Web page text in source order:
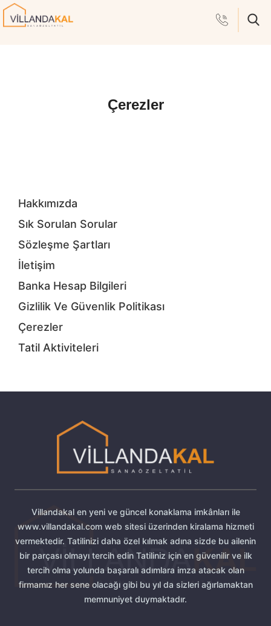
Çerezler
Hakkımızda
Sık Sorulan Sorular
Sözleşme Şartları
İletişim
Banka Hesap Bilgileri
Gizlilik Ve Güvenlik Politikası
Çerezler
Tatil Aktiviteleri
Villandakal en yeni ve güncel konaklama imkânları ile
www.villandakal.com web sitesi üzerinden kiralama hizmeti
vermektedir. Tatilinizi daha özel kılmak adına sizde bu ailenin
bir parçası olmayı tercih edin Tatiliniz için en güvenilir ve ilk
tercih olma yolunda başaralı adımlara imza atacak olan
firmamız her sene olacağı gibi bu yıl da sizleri ağırlamaktan
memnuniyet duymaktadır.